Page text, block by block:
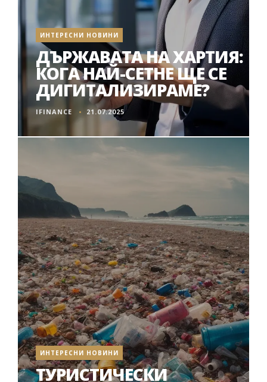
ИНТЕРЕСНИ НОВИНИ
ДЪРЖАВАТА НА ХАРТИЯ:
КОГА НАЙ-СЕТНЕ ЩЕ СЕ
ДИГИТАЛИЗИРАМЕ?
IFINANCE 21.07.2025
ИНТЕРЕСНИ НОВИНИ
ТУРИСТИЧЕСКИ